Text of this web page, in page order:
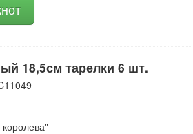
18,5см тарелки 6 шт.